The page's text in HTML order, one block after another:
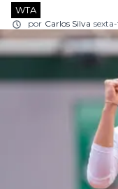
WTA
por Carlos Silva